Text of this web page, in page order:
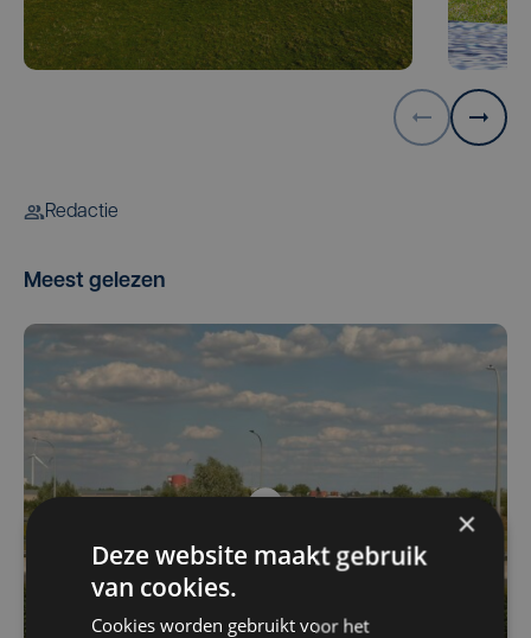
Redactie
Meest gelezen
×
Deze website maakt gebruik
van cookies.
Cookies worden gebruikt voor het